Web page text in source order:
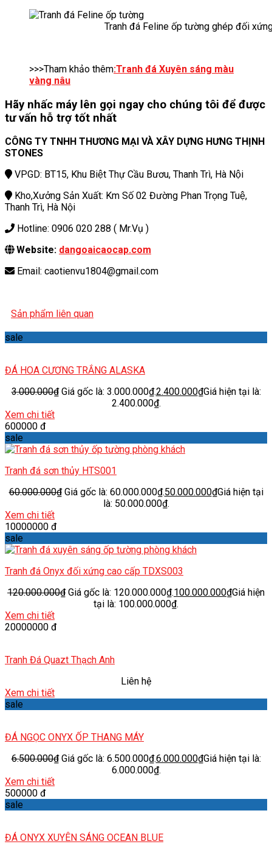
Tranh đá Feline ốp tường ghép đối xứng
>>>Tham khảo thêm:Tranh đá Xuyên sáng màu
vàng nâu
Hãy nhấc máy lên gọi ngay cho chúng tôi để được
tư vấn hỗ trợ tốt nhất
CÔNG TY TNHH THƯƠNG MẠI VÀ XÂY DỰNG HƯNG THỊNH
STONES
VPGD: BT15, Khu Biệt Thự Cầu Bươu, Thanh Trì, Hà Nội
Kho,Xưởng Sản Xuất: Km Số 02 Đường Phan Trọng Tuệ,
Thanh Trì, Hà Nội
Hotline: 0906 020 288 ( Mr.Vụ )
Website: dangoaicaocap.com
Email: caotienvu1804@gmail.com
Sản phẩm liên quan
sale
ĐÁ HOA CƯƠNG TRẮNG ALASKA
3.000.000₫ Giá gốc là: 3.000.000₫.2.400.000₫Giá hiện tại là:
2.400.000₫.
Xem chi tiết
600000 đ
sale
Tranh đá sơn thủy HTS001
60.000.000₫ Giá gốc là: 60.000.000₫.50.000.000₫Giá hiện tại
là: 50.000.000₫.
Xem chi tiết
10000000 đ
sale
Tranh đá Onyx đối xứng cao cấp TDXS003
120.000.000₫ Giá gốc là: 120.000.000₫.100.000.000₫Giá hiện
tại là: 100.000.000₫.
Xem chi tiết
20000000 đ
Tranh Đá Quazt Thạch Anh
Liên hệ
Xem chi tiết
sale
ĐÁ NGỌC ONYX ỐP THANG MÁY
6.500.000₫ Giá gốc là: 6.500.000₫.6.000.000₫Giá hiện tại là:
6.000.000₫.
Xem chi tiết
500000 đ
sale
ĐÁ ONYX XUYÊN SÁNG OCEAN BLUE